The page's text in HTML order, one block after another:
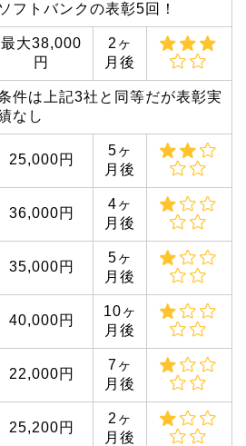
ソフトバンクの表彰5回！
最大38,000
円
2ヶ
月後
件は上記3社と同等だが表彰実
なし
25,000円
5ヶ
月後
36,000円
4ヶ
月後
35,000円
5ヶ
月後
40,000円
10ヶ
月後
22,000円
7ヶ
月後
25,200円
2ヶ
月後